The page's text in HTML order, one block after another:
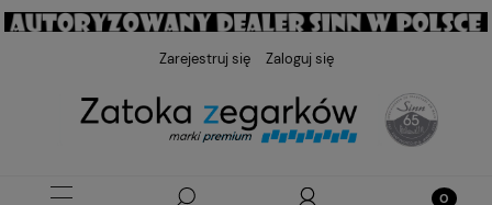
Zarejestruj się Zaloguj się